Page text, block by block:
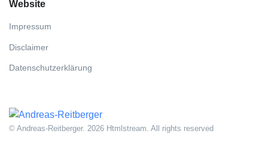
Website
Impressum
Disclaimer
Datenschutzerklärung
© Andreas-Reitberger. 2026 Htmlstream. All rights reserved